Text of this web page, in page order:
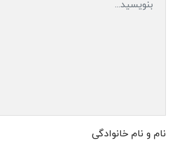
نام و نام خانوادگی